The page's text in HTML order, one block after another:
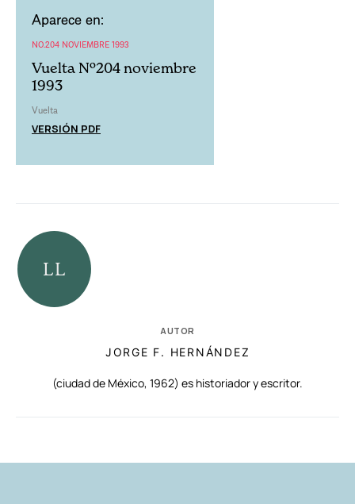
Aparece en:
NO.204 NOVIEMBRE 1993
Vuelta Nº204 noviembre
1993
Vuelta
VERSIÓN PDF
AUTOR
JORGE F. HERNÁNDEZ
(ciudad de México, 1962) es historiador y escritor.